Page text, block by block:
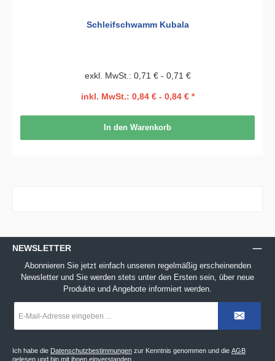
Schleifschwamm Kubala
exkl. MwSt.: 0,71 € - 0,71 €
inkl. MwSt.: 0,84 € - 0,84 € *
In den Warenkorb
NEWSLETTER
Abonnieren Sie jetzt einfach unseren regelmäßig erscheinenden
Newsletter und Sie werden stets unter den Ersten sein, über neue
Produkte und Angebote informiert werden.
Mail-
Ich habe die Datenschutzbestimmungen zur Kenntnis genommen und die AGB
gelesen und bin mit ihnen einverstanden.